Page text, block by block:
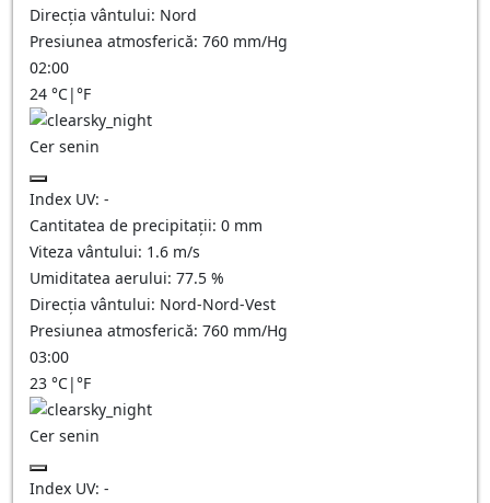
Direcția vântului: Nord
Presiunea atmosferică: 760 mm/Hg
02:00
24 °C|°F
Cer senin
Index UV: -
Cantitatea de precipitații: 0 mm
Viteza vântului: 1.6 m/s
Umiditatea aerului: 77.5 %
Direcția vântului: Nord-Nord-Vest
Presiunea atmosferică: 760 mm/Hg
03:00
23 °C|°F
Cer senin
Index UV: -